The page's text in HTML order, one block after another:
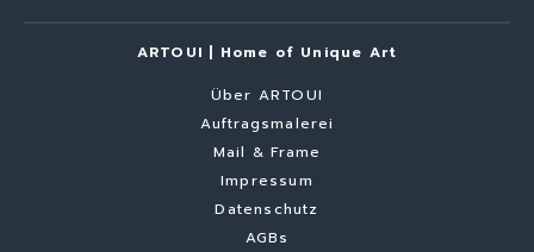
ARTOUI | Home of Unique Art
Über ARTOUI
Auftragsmalerei
Mail & Frame
Impressum
Datenschutz
AGBs